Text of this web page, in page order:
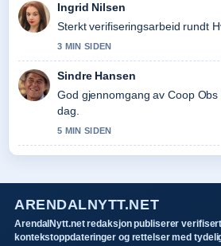
Ingrid Nilsen
Sterkt verifiseringsarbeid rundt
3 MIN SIDEN
Sindre Hansen
God gjennomgang av Coop
dag.
5 MIN SIDEN
ARENDALNYTT.NET
ArendalNytt.net redaksjon publiserer
kontekstoppdateringer og rettelser med